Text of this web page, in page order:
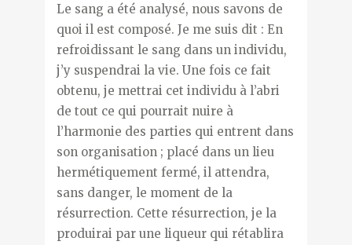
Le sang a été analysé, nous savons de
quoi il est composé. Je me suis dit : En
refroidissant le sang dans un individu,
j’y suspendrai la vie. Une fois ce fait
obtenu, je mettrai cet individu à l’abri
de tout ce qui pourrait nuire à
l’harmonie des parties qui entrent dans
son organisation ; placé dans un lieu
hermétiquement fermé, il attendra,
sans danger, le moment de la
résurrection. Cette résurrection, je la
produirai par une liqueur qui rétablira